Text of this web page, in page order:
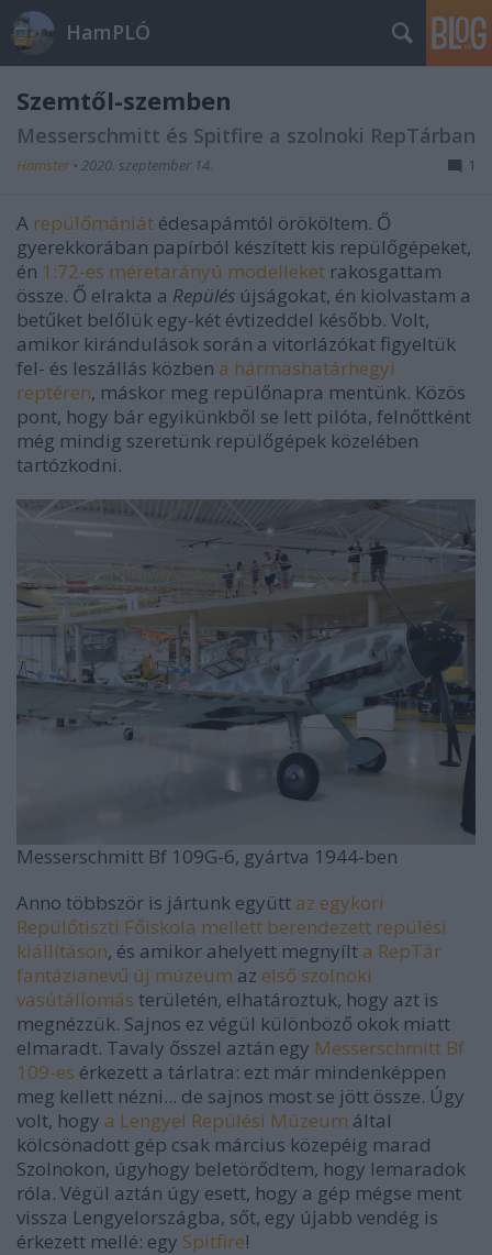
HamPLÓ
Szemtől-szemben
Messerschmitt és Spitfire a szolnoki RepTárban
Hamster • 2020. szeptember 14. 1
A repülőmániát édesapámtól örököltem. Ő
gyerekkorában papírból készített kis repülőgépeket,
én 1:72-es méretarányú modelleket rakosgattam
össze. Ő elrakta a Repülés újságokat, én kiolvastam a
betűket belőlük egy-két évtizeddel később. Volt,
amikor kirándulások során a vitorlázókat figyeltük
fel- és leszállás közben a hármashatárhegyi
reptéren, máskor meg repülőnapra mentünk. Közös
pont, hogy bár egyikünkből se lett pilóta, felnőttként
még mindig szeretünk repülőgépek közelében
tartózkodni.
Messerschmitt Bf 109G-6, gyártva 1944-ben
Anno többször is jártunk együtt az egykori
Repülőtiszti Főiskola mellett berendezett repülési
kiállításon, és amikor ahelyett megnyílt a RepTár
fantázianevű új múzeum az első szolnoki
vasútállomás területén, elhatároztuk, hogy azt is
megnézzük. Sajnos ez végül különböző okok miatt
elmaradt. Tavaly ősszel aztán egy Messerschmitt Bf
109-es érkezett a tárlatra: ezt már mindenképpen
meg kellett nézni... de sajnos most se jött össze. Úgy
volt, hogy a Lengyel Repülési Múzeum által
kölcsönadott gép csak március közepéig marad
Szolnokon, úgyhogy beletörődtem, hogy lemaradok
róla. Végül aztán úgy esett, hogy a gép mégse ment
vissza Lengyelországba, sőt, egy újabb vendég is
érkezett mellé: egy Spitfire!